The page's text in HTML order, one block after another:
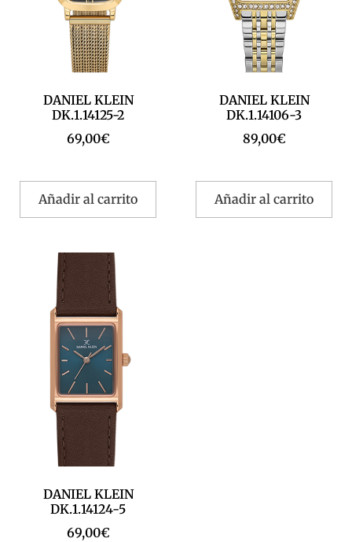
DANIEL KLEIN
DK.1.14125-2
69,00€
Añadir al carrito
DANIEL KLEIN
DK.1.14106-3
89,00€
Añadir al carrito
DANIEL KLEIN
DK.1.14124-5
69,00€